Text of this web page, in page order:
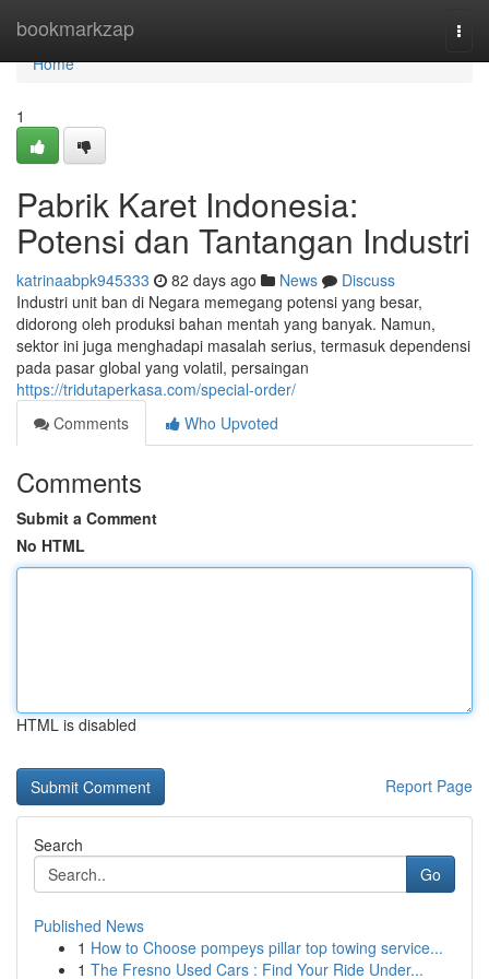
bookmarkzap
Home
Home
1
Pabrik Karet Indonesia:
Potensi dan Tantangan Industri
katrinaabpk945333 82 days ago News
Discuss
Industri unit ban di Negara memegang potensi yang besar,
didorong oleh produksi bahan mentah yang banyak. Namun,
sektor ini juga menghadapi masalah serius, termasuk dependensi
pada pasar global yang volatil, persaingan
https://tridutaperkasa.com/special-order/
Comments
Who Upvoted
Comments
Submit a Comment
No HTML
HTML is disabled
Report Page
Search
Go
Published News
1 How to Choose pompeys pillar top towing service...
1 The Fresno Used Cars : Find Your Ride Under...